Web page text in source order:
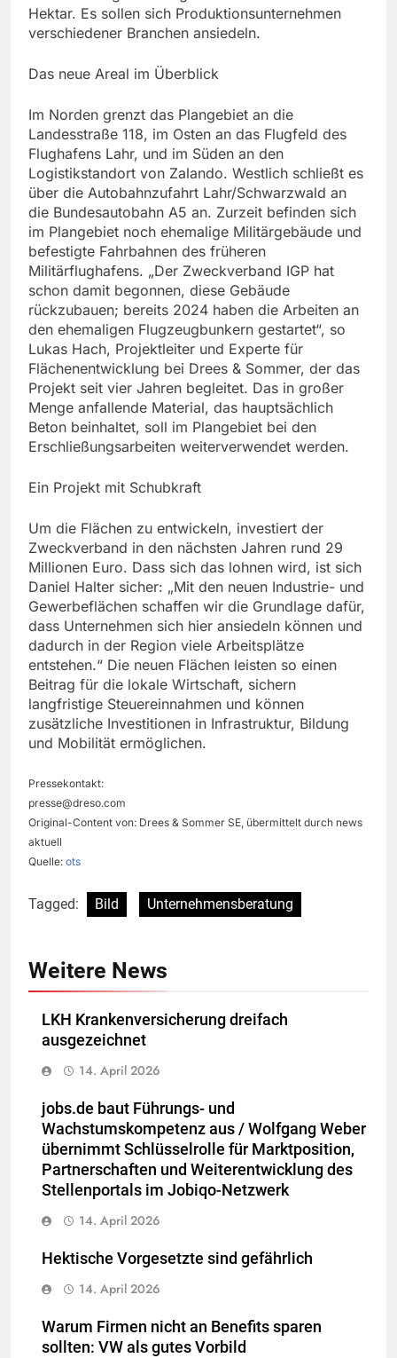
Hektar. Es sollen sich Produktionsunternehmen
verschiedener Branchen ansiedeln.
Das neue Areal im Überblick
Im Norden grenzt das Plangebiet an die
Landesstraße 118, im Osten an das Flugfeld des
Flughafens Lahr, und im Süden an den
Logistikstandort von Zalando. Westlich schließt es
über die Autobahnzufahrt Lahr/Schwarzwald an
die Bundesautobahn A5 an. Zurzeit befinden sich
im Plangebiet noch ehemalige Militärgebäude und
befestigte Fahrbahnen des früheren
Militärflughafens. „Der Zweckverband IGP hat
schon damit begonnen, diese Gebäude
rückzubauen; bereits 2024 haben die Arbeiten an
den ehemaligen Flugzeugbunkern gestartet“, so
Lukas Hach, Projektleiter und Experte für
Flächenentwicklung bei Drees & Sommer, der das
Projekt seit vier Jahren begleitet. Das in großer
Menge anfallende Material, das hauptsächlich
Beton beinhaltet, soll im Plangebiet bei den
Erschließungsarbeiten weiterverwendet werden.
Ein Projekt mit Schubkraft
Um die Flächen zu entwickeln, investiert der
Zweckverband in den nächsten Jahren rund 29
Millionen Euro. Dass sich das lohnen wird, ist sich
Daniel Halter sicher: „Mit den neuen Industrie- und
Gewerbeflächen schaffen wir die Grundlage dafür,
dass Unternehmen sich hier ansiedeln können und
dadurch in der Region viele Arbeitsplätze
entstehen.“ Die neuen Flächen leisten so einen
Beitrag für die lokale Wirtschaft, sichern
langfristige Steuereinnahmen und können
zusätzliche Investitionen in Infrastruktur, Bildung
und Mobilität ermöglichen.
Pressekontakt:
presse@dreso.com
Original-Content von: Drees & Sommer SE, übermittelt durch news
aktuell
Quelle: ots
Tagged: Bild Unternehmensberatung
Weitere News
LKH Krankenversicherung dreifach
ausgezeichnet
14. April 2026
jobs.de baut Führungs- und
Wachstumskompetenz aus / Wolfgang Weber
übernimmt Schlüsselrolle für Marktposition,
Partnerschaften und Weiterentwicklung des
Stellenportals im Jobiqo-Netzwerk
14. April 2026
Hektische Vorgesetzte sind gefährlich
14. April 2026
Warum Firmen nicht an Benefits sparen
sollten: VW als gutes Vorbild